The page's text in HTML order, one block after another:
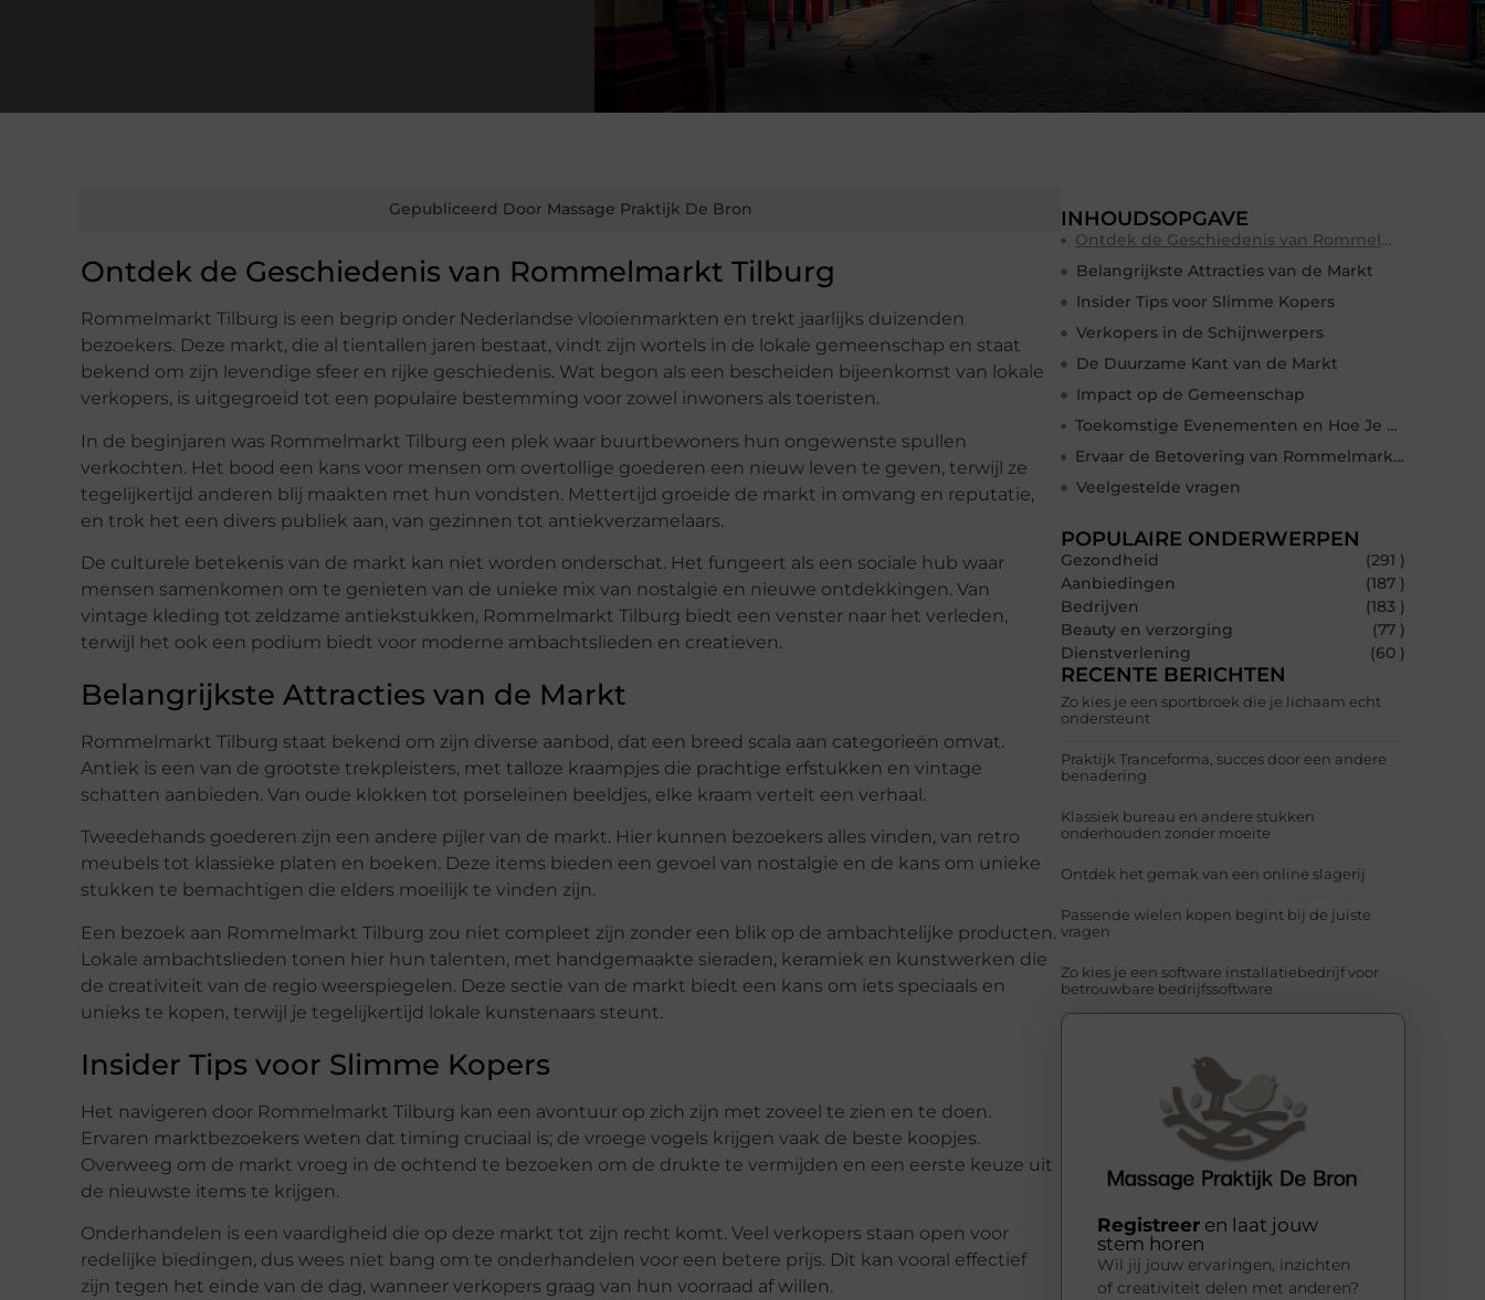
Gepubliceerd Door Massage Praktijk De Bron
Ontdek de Geschiedenis van Rommelmarkt Tilburg
Rommelmarkt Tilburg is een begrip onder Nederlandse vlooienmarkten en trekt jaarlijks duizenden
bezoekers. Deze markt, die al tientallen jaren bestaat, vindt zijn wortels in de lokale gemeenschap en staat
bekend om zijn levendige sfeer en rijke geschiedenis. Wat begon als een bescheiden bijeenkomst van lokale
verkopers, is uitgegroeid tot een populaire bestemming voor zowel inwoners als toeristen.
In de beginjaren was Rommelmarkt Tilburg een plek waar buurtbewoners hun ongewenste spullen
verkochten. Het bood een kans voor mensen om overtollige goederen een nieuw leven te geven, terwijl ze
tegelijkertijd anderen blij maakten met hun vondsten. Mettertijd groeide de markt in omvang en reputatie,
en trok het een divers publiek aan, van gezinnen tot antiekverzamelaars.
De culturele betekenis van de markt kan niet worden onderschat. Het fungeert als een sociale hub waar
mensen samenkomen om te genieten van de unieke mix van nostalgie en nieuwe ontdekkingen. Van
vintage kleding tot zeldzame antiekstukken, Rommelmarkt Tilburg biedt een venster naar het verleden,
terwijl het ook een podium biedt voor moderne ambachtslieden en creatieven.
Belangrijkste Attracties van de Markt
Rommelmarkt Tilburg staat bekend om zijn diverse aanbod, dat een breed scala aan categorieën omvat.
Antiek is een van de grootste trekpleisters, met talloze kraampjes die prachtige erfstukken en vintage
schatten aanbieden. Van oude klokken tot porseleinen beeldjes, elke kraam vertelt een verhaal.
Tweedehands goederen zijn een andere pijler van de markt. Hier kunnen bezoekers alles vinden, van retro
meubels tot klassieke platen en boeken. Deze items bieden een gevoel van nostalgie en de kans om unieke
stukken te bemachtigen die elders moeilijk te vinden zijn.
Een bezoek aan Rommelmarkt Tilburg zou niet compleet zijn zonder een blik op de ambachtelijke producten.
Lokale ambachtslieden tonen hier hun talenten, met handgemaakte sieraden, keramiek en kunstwerken die
de creativiteit van de regio weerspiegelen. Deze sectie van de markt biedt een kans om iets speciaals en
unieks te kopen, terwijl je tegelijkertijd lokale kunstenaars steunt.
Insider Tips voor Slimme Kopers
Het navigeren door Rommelmarkt Tilburg kan een avontuur op zich zijn met zoveel te zien en te doen.
Ervaren marktbezoekers weten dat timing cruciaal is; de vroege vogels krijgen vaak de beste koopjes.
Overweeg om de markt vroeg in de ochtend te bezoeken om de drukte te vermijden en een eerste keuze uit
de nieuwste items te krijgen.
Onderhandelen is een vaardigheid die op deze markt tot zijn recht komt. Veel verkopers staan open voor
redelijke biedingen, dus wees niet bang om te onderhandelen voor een betere prijs. Dit kan vooral effectief
zijn tegen het einde van de dag, wanneer verkopers graag van hun voorraad af willen.
INHOUDSOPGAVE
Ontdek de Geschiedenis van Rommelmarkt Tilburg
Belangrijkste Attracties van de Markt
Insider Tips voor Slimme Kopers
Verkopers in de Schijnwerpers
De Duurzame Kant van de Markt
Impact op de Gemeenschap
Toekomstige Evenementen en Hoe Je Kunt Meedoen
Ervaar de Betovering van Rommelmarkt Tilburg
Veelgestelde vragen
POPULAIRE ONDERWERPEN
Gezondheid
(291 )
Aanbiedingen
(187 )
Bedrijven
(183 )
Beauty en verzorging
(77 )
Dienstverlening
(60 )
RECENTE BERICHTEN
Zo kies je een sportbroek die je lichaam echt
ondersteunt
Praktijk Tranceforma, succes door een andere
benadering
Klassiek bureau en andere stukken
onderhouden zonder moeite
Ontdek het gemak van een online slagerij
Passende wielen kopen begint bij de juiste
vragen
Zo kies je een software installatiebedrijf voor
betrouwbare bedrijfssoftware
Registreer en laat jouw
stem horen
Wil jij jouw ervaringen, inzichten
of creativiteit delen met anderen?